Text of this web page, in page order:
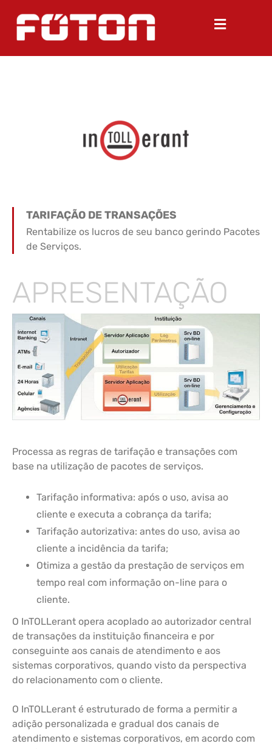
TARIFAÇÃO DE TRANSAÇÕES
Rentabilize os lucros de seu banco gerindo Pacotes
de Serviços.
APRESENTAÇÃO
Processa as regras de tarifação e transações com
base na utilização de pacotes de serviços.
Tarifação informativa: após o uso, avisa ao
cliente e executa a cobrança da tarifa;
Tarifação autorizativa: antes do uso, avisa ao
cliente a incidência da tarifa;
Otimiza a gestão da prestação de serviços em
tempo real com informação on-line para o
cliente.
O InTOLLerant opera acoplado ao autorizador central
de transações da instituição financeira e por
conseguinte aos canais de atendimento e aos
sistemas corporativos, quando visto da perspectiva
do relacionamento com o cliente.
O InTOLLerant é estruturado de forma a permitir a
adição personalizada e gradual dos canais de
atendimento e sistemas corporativos, em acordo com